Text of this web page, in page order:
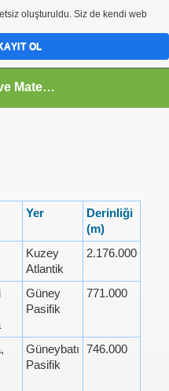
Tüm dersler ve Matematik
Yer
Derinliği
(m)
Kuzey
Atlantik
2.176.000
Güney
Pasifik
771.000
Güneybatı
Pasifik
746.000
oluşturuldu. Siz de kendi web
OL